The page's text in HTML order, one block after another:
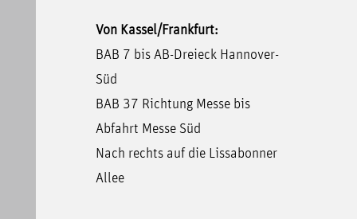
Von Kassel/Frankfurt:
BAB 7 bis AB-Dreieck Hannover-
Süd
BAB 37 Richtung Messe bis
Abfahrt Messe Süd
Nach rechts auf die Lissabonner
Allee